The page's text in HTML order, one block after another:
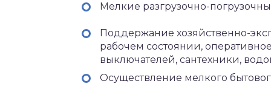
Мелкие разгрузочно-
Поддержание хозяйственно-
рабочем состоянии,
выключателей, сантехники,
Осуществление мелкого